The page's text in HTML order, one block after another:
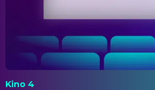
Kino 4